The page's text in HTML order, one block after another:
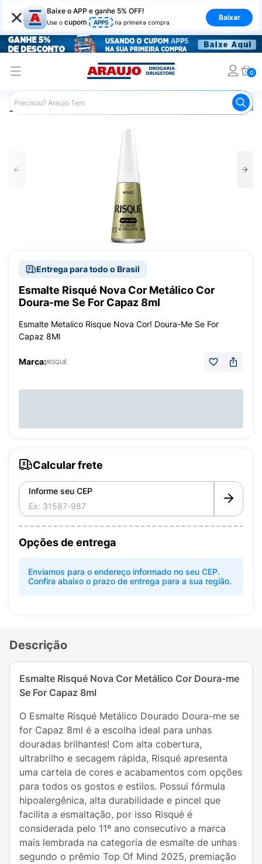
× Baixe o APP e ganhe 5% OFF!
Use o cupom APP5 na primeira compra
Baixar
0
Araujo Beleza e Cuidados
Entrega para todo o Brasil
Esmalte Risqué Nova Cor Metálico Cor
Doura-me Se For Capaz 8ml
Esmalte Metalico Risque Nova Cor! Doura-Me Se For
Capaz 8Ml
Marca:RISQUÉ
Calcular frete
Informe seu CEP
Opções de entrega
Enviamos para o endereço informado no seu CEP.
Confira abaixo o prazo de entrega para a sua região.
Descrição
Esmalte Risqué Nova Cor Metálico Cor Doura-me
Se For Capaz 8ml
O Esmalte Risqué Metálico Dourado Doura-me se
for Capaz 8ml é a escolha ideal para unhas
douradas brilhantes! Com alta cobertura,
ultrabrilho e secagem rápida, Risqué apresenta
uma cartela de cores e acabamentos com opções
para todos os gostos e estilos. Possui fórmula
hipoalergênica, alta durabilidade e pincel que
facilita a esmaltação, por isso Risqué é
considerada pelo 11º ano consecutivo a marca
mais lembrada na categoria de esmalte de unhas
segundo o prêmio Top Of Mind 2025, premiação